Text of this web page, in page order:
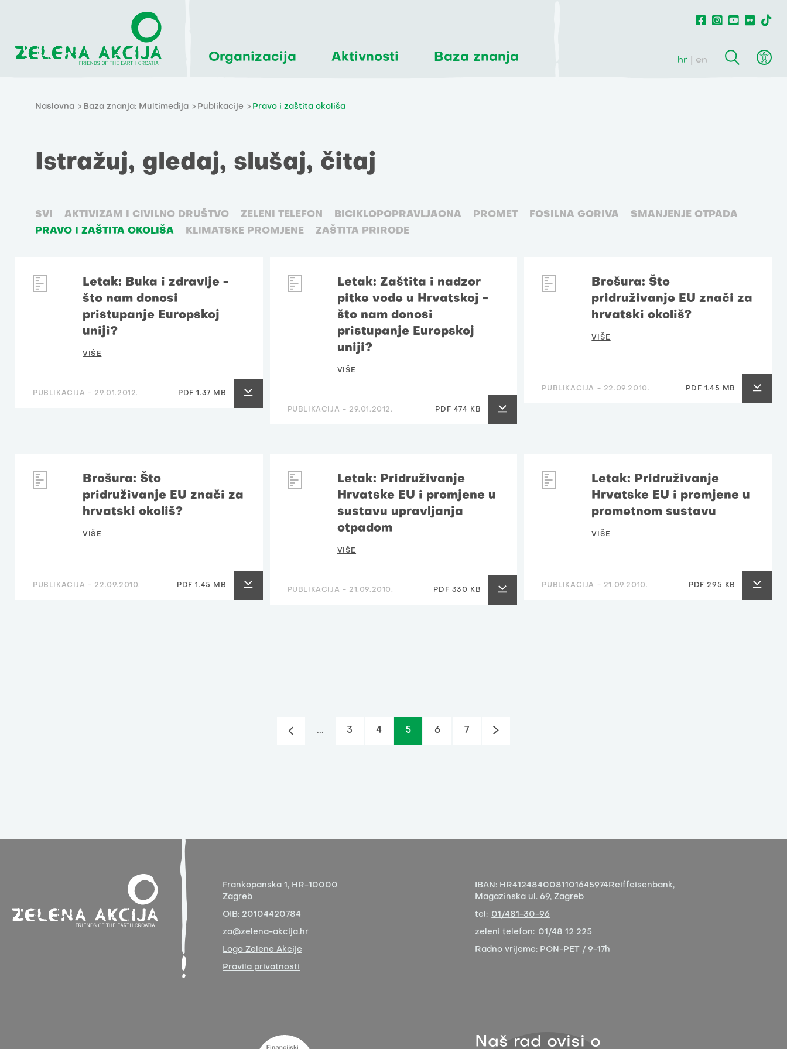
Organizacija Aktivnosti Baza znanja hr en
Naslovna Baza znanja: Multimedija Publikacije Pravo i zaštita okoliša
Istražuj, gledaj, slušaj, čitaj
SVI AKTIVIZAM I CIVILNO DRUŠTVO ZELENI TELEFON BICIKLOPOPRAVLJAONA PROMET FOSILNA GORIVA
SMANJENJE OTPADA
PRAVO I ZAŠTITA OKOLIŠA
KLIMATSKE PROMJENE ZAŠTITA PRIRODE
Letak: Buka i zdravlje -
što nam donosi
pristupanje Europskoj
uniji?
VIŠE
PUBLIKACIJA - 29.01.2012. PDF 1.37 MB
Letak: Zaštita i nadzor
pitke vode u Hrvatskoj -
što nam donosi
pristupanje Europskoj
uniji?
VIŠE
PUBLIKACIJA - 29.01.2012. PDF 474 KB
Brošura: Što
pridruživanje EU znači za
hrvatski okoliš?
VIŠE
PUBLIKACIJA - 22.09.2010. PDF 1.45 MB
Brošura: Što
pridruživanje EU znači za
hrvatski okoliš?
VIŠE
PUBLIKACIJA - 22.09.2010. PDF 1.45 MB
Letak: Pridruživanje
Hrvatske EU i promjene u
sustavu upravljanja
otpadom
VIŠE
PUBLIKACIJA - 21.09.2010. PDF 330 KB
Letak: Pridruživanje
Hrvatske EU i promjene u
prometnom sustavu
VIŠE
PUBLIKACIJA - 21.09.2010. PDF 295 KB
... 3 4 5 6 7
Frankopanska 1, HR-10000
Zagreb
OIB: 20104420784
za@zelena-akcija.hr
Logo Zelene Akcije
Pravila privatnosti
IBAN: HR4124840081101645974 Reiffeisenbank,
Magazinska ul. 69, Zagreb
tel: 01/481-30-96
zeleni telefon: 01/48 12 225
Radno vrijeme: PON-PET / 9-17h
Naš rad ovisi o